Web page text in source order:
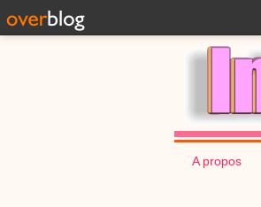
A propos